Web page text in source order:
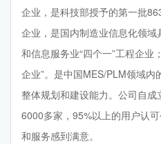
企业，是科技部授予的第一批
企业，是国内制造业信息化领
和信息服务业“四个一”工程企业
企业”。是中国MES/PLM领域
整体规划和建设能力。公司自
6000多家，95%以上的用户认
和服务感到满意。